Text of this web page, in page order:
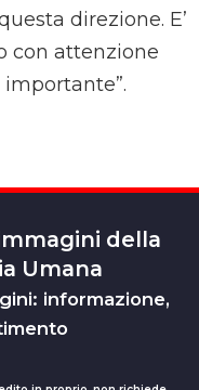
direzione. E’
con attenzione
della
Umana
informazione,